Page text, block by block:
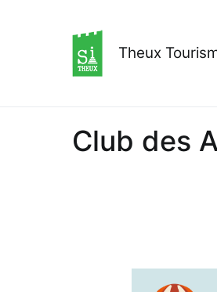
Theux
Club des